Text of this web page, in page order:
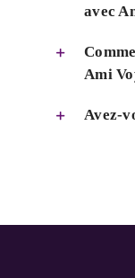
avec
Ami
Avez-